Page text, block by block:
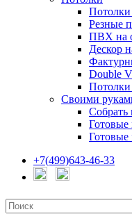
Потолки
Резные
ПВХ на
Дескор
Double
Потолки
Своими
Собрать
Готовые
+7(499)643-46-33